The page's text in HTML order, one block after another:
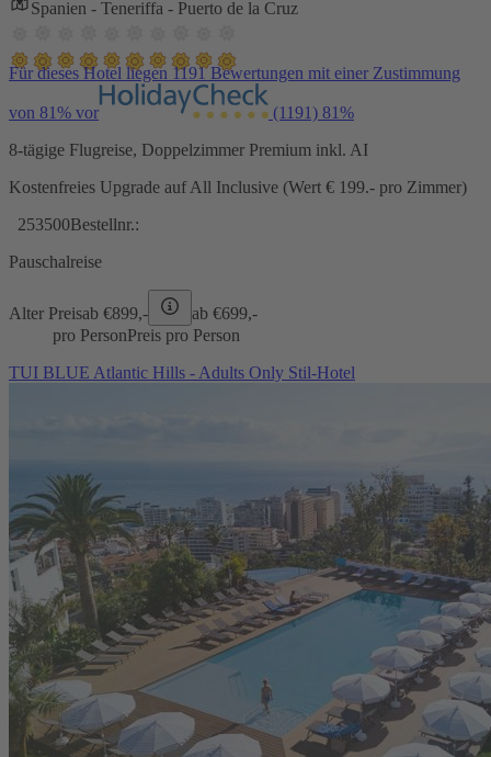
Spanien - Teneriffa - Puerto de la Cruz
Für dieses Hotel liegen 1191 Bewertungen mit einer Zustimmung
von 81% vor (1191) 81%
8-tägige Flugreise, Doppelzimmer Premium inkl. AI
Kostenfreies Upgrade auf All Inclusive (Wert € 199.- pro Zimmer)
253500Bestellnr.:
Pauschalreise
Alter Preisab €899,- ab €699,-
pro PersonPreis pro Person
TUI BLUE Atlantic Hills - Adults Only Stil-Hotel